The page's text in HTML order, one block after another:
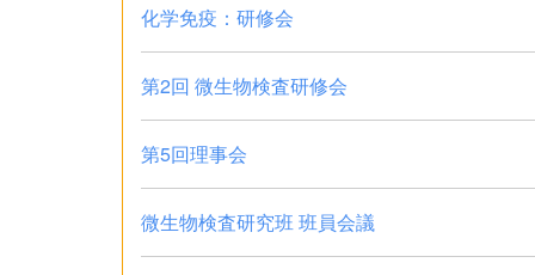
化学免疫：研修会
第2回 微生物検査研修会
第5回理事会
微生物検査研究班 班員会議